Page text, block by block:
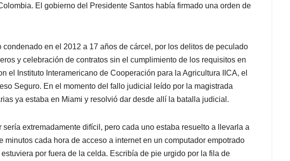
El gobierno del Presidente Santos había firmado una orden de
en el 2012 a 17 años de cárcel, por los delitos de peculado
y celebración de contratos sin el cumplimiento de los requisitos en
el Instituto Interamericano de Cooperación para la Agricultura IICA, el
Seguro. En el momento del fallo judicial leído por la magistrada
ya estaba en Miami y resolvió dar desde allí la batalla judicial.
sería extremadamente difícil, pero cada uno estaba resuelto a llevarla a
minutos cada hora de acceso a internet en un computador empotrado
por fuera de la celda. Escribía de pie urgido por la fila de